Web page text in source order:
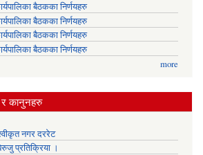
बैठकका निर्णयहरु
बैठकका निर्णयहरु
बैठकका निर्णयहरु
बैठकका निर्णयहरु
more
र कानुनहरु
नगर दररेट
प्रतिक्रिया ।